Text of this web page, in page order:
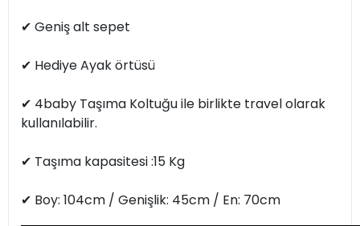
✔︎ Geniş alt sepet
✔︎ Hediye Ayak örtüsü
✔︎ 4baby Taşıma Koltuğu ile birlikte travel olarak
kullanılabilir.
✔︎ Taşıma kapasitesi :15 Kg
✔︎ Boy: 104cm / Genişlik: 45cm / En: 70cm